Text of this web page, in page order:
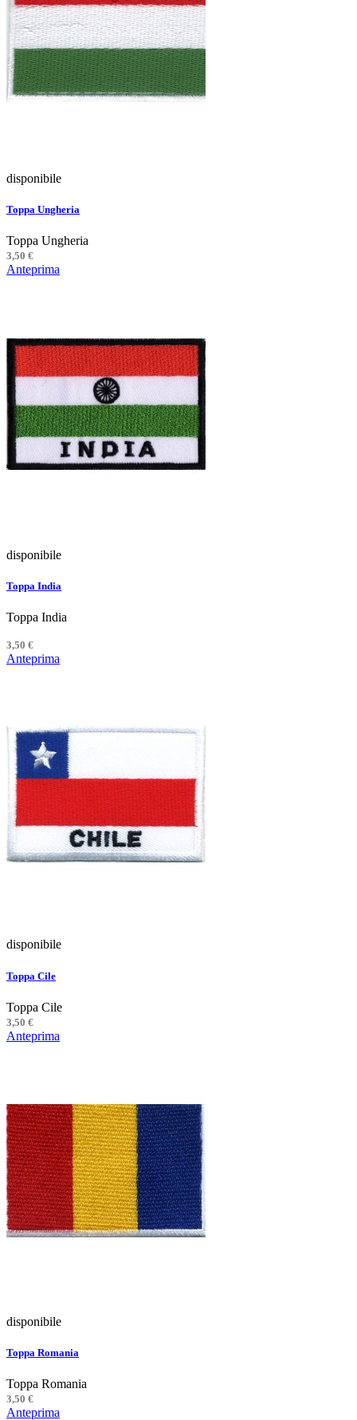
disponibile
Toppa Ungheria
Toppa Ungheria
3,50 €
Anteprima
disponibile
Toppa India
Toppa India
3,50 €
Anteprima
disponibile
Toppa Cile
Toppa Cile
3,50 €
Anteprima
disponibile
Toppa Romania
Toppa Romania
3,50 €
Anteprima